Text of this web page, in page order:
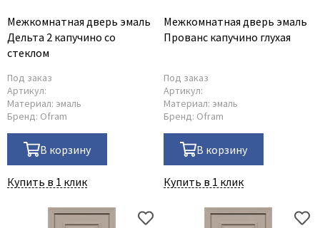
Межкомнатная дверь эмаль
Дельта 2 капучино со
стеклом
Под заказ
Артикул:
Материал: эмаль
Бренд: Ofram
В корзину
Купить в 1 клик
Межкомнатная дверь эмаль
Прованс капучино глухая
Под заказ
Артикул:
Материал: эмаль
Бренд: Ofram
В корзину
Купить в 1 клик